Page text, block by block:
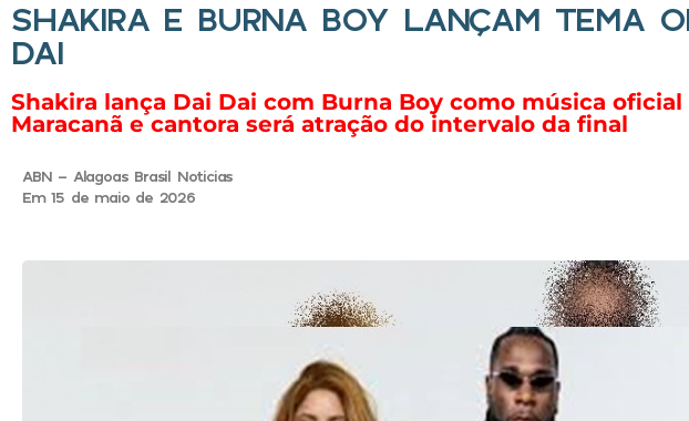
SHAKIRA E BURNA BOY LANÇAM TEMA
DAI
Shakira lança Dai Dai com Burna Boy como música
Maracanã e cantora será atração do intervalo da final
ABN - Alagoas Brasil Noticias
Em 15 de maio de 2026